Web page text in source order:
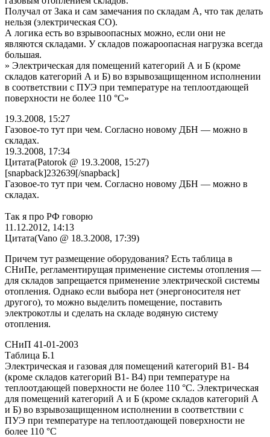
Получал от Зака и сам замечания по складам А, что так делать
нельзя (электрическая СО).
А логика есть во взрывоопасных можно, если они не
являются складами. У складов пожароопасная нагрузка всегда
большая.
» Электрическая для помещений категорий А и Б (кроме
складов категорий А и Б) во взрывозащищенном исполнении
в соответствии с ПУЭ при температуре на теплоотдающей
поверхности не более 110 °С»
19.3.2008, 15:27
Газовое-то тут при чем. Согласно новому ДБН — можно в
складах.
19.3.2008, 17:34
Цитата(Patorok @ 19.3.2008, 15:27)
[snapback]232639[/snapback]
Газовое-то тут при чем. Согласно новому ДБН — можно в
складах.
Так я про РФ говорю
11.12.2012, 14:13
Цитата(Vano @ 18.3.2008, 17:39)
Причем тут размещение оборудования? Есть таблица в
СНиПе, регламентирущая применение системы отопления —
для складов запрещается применение электрической системы
отопления. Однако если выбора нет (энергоносителя нет
другого), то можно выделить помещение, поставить
электрокотлы и сделать на складе водяную систему
отопления.
СНиП 41-01-2003
Таблица Б.1
Электрическая и газовая для помещений категорий В1- В4
(кроме складов категорий В1- В4) при температуре на
теплоотдающей поверхности не более 110 °С. Электрическая
для помещений категорий А и Б (кроме складов категорий А
и Б) во взрывозащищенном исполнении в соответствии с
ПУЭ при температуре на теплоотдающей поверхности не
более 110 °С